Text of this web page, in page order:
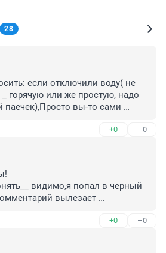
28
если отключили воду( не
горячую или же простую, надо
паечек),Просто вы-то сами
+0 –0
видимо,я попал в черный
вылезает
же такого я пишу,что вам
И как мне (и
доказать обратное?
+0 –0